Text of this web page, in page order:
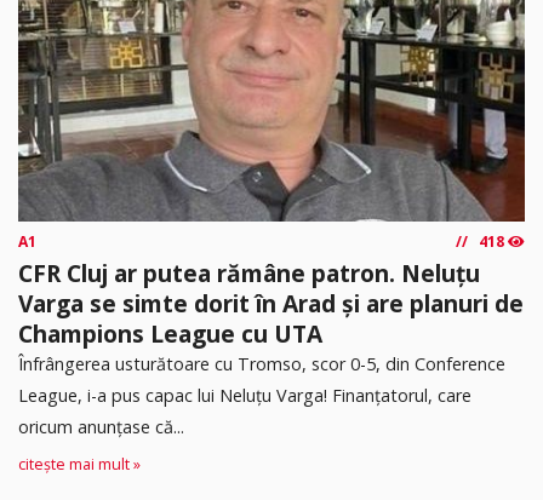
A1 418
CFR Cluj ar putea rămâne patron. Neluțu
Varga se simte dorit în Arad și are planuri de
Champions League cu UTA
Înfrângerea usturătoare cu Tromso, scor 0-5, din Conference
League, i-a pus capac lui Neluțu Varga! Finanțatorul, care
oricum anunțase că...
citește mai mult »